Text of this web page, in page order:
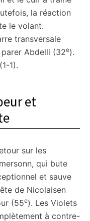
la réaction
le volant.
transversale
Abdelli (32e).
1).
et
sur les
qui bute
et sauve
de Nicolaisen
(55e). Les Violets
à contre-